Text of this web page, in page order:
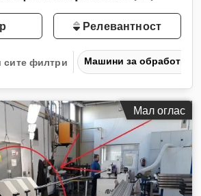
Релевантност
сите филтри Машини за обработка
Мал оглас